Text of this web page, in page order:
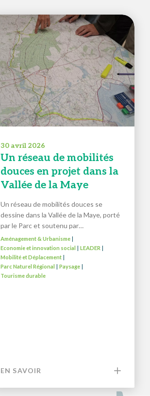
30 avril 2026
Un réseau de mobilités
douces en projet dans la
Vallée de la Maye
Un réseau de mobilités douces se
dessine dans la Vallée de la Maye, porté
par le Parc et soutenu par…
Aménagement & Urbanisme|
Economie et innovation social
LEADER|
Mobilité et Déplacement|
Parc Naturel Régional
Paysage|
Tourisme durable
EN SAVOIR